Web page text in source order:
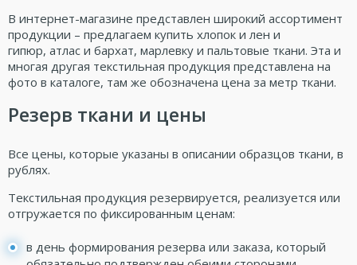
В интернет-магазине представлен широкий ассортимент
продукции – предлагаем купить хлопок илен и
гипюр, атлас и бархат, марлевку и пальтовые ткани. Эта и
многая другая текстильная продукция представлена на
фото в каталоге, там же обозначена цена за метр ткани.
Резерв ткани и цены
Все цены, которые указаны в описании образцов ткани, в
рублях.
Текстильная продукция резервируется, реализуется или
отгружается по фиксированным ценам:
в день формирования резерва или заказа, который